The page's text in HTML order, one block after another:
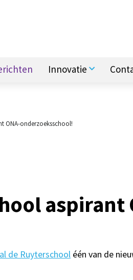
Innovatie
ONA-onderzoeksschool!
aspirant
de Ruyterschool één van de